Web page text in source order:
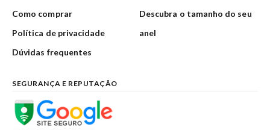
Como comprar
Política de privacidade
Dúvidas frequentes
Descubra o tamanho do seu
anel
SEGURANÇA E REPUTAÇÃO